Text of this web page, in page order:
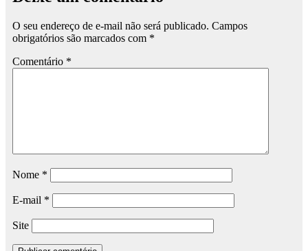
O seu endereço de e-mail não será publicado. Campos
obrigatórios são marcados com *
Comentário *
Nome *
E-mail *
Site